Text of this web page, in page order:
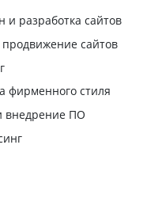
и разработка сайтов
сайтов
фирменного стиля
внедрение ПО